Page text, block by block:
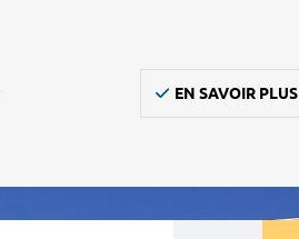
EN SAVOIR PLUS